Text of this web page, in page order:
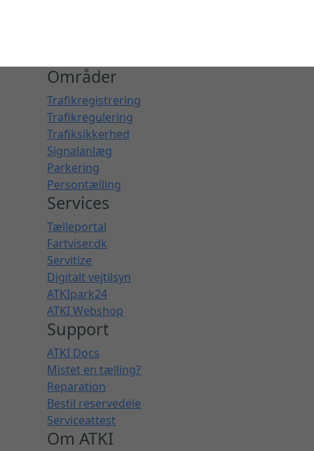
Områder
Trafikregistrering
Trafikregulering
Trafiksikkerhed
Signalanlæg
Parkering
Persontælling
Services
Tælleportal
Fartviser.dk
Servitize
Digitalt vejtilsyn
ATKIpark24
ATKI Webshop
Support
ATKI Docs
Mistet en tælling?
Reparation
Bestil reservedele
Serviceattest
Om ATKI